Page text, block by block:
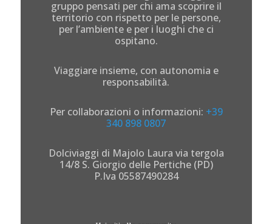
gruppo pensati per chi ama scoprire il
territorio con rispetto per le persone,
per l’ambiente e per i luoghi che ci
ospitano.
Viaggiare insieme, con autonomia e
responsabilità.
Per collaborazioni o informazioni: +39
340 898 0807
Dolciviaggi di Majolo Laura via tergola
14/8 S. Giorgio delle Pertiche (PD)
P.Iva 05587490284